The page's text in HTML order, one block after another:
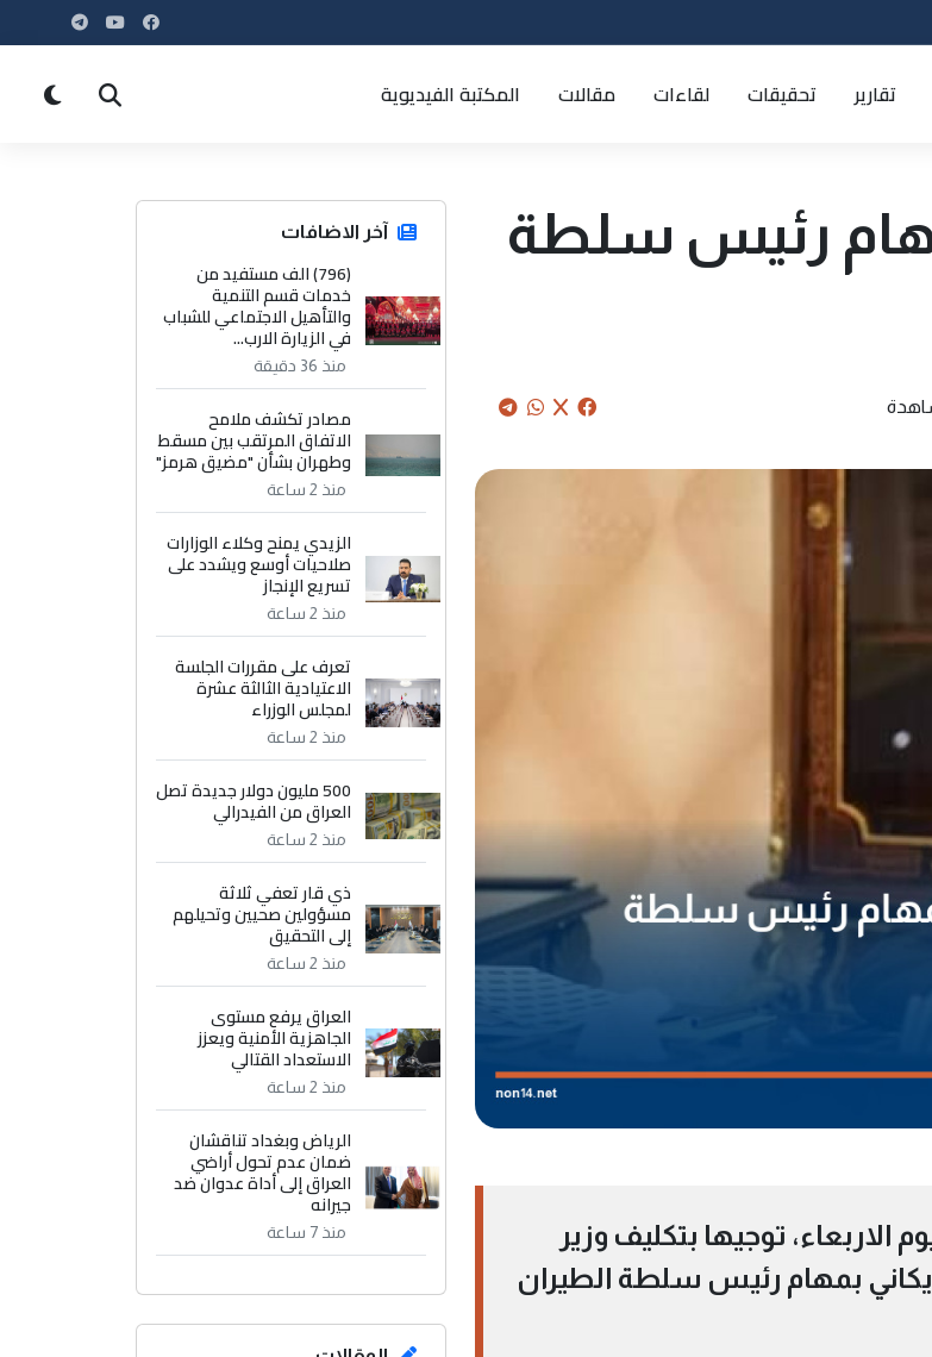
تقارير تحقيقات لقاءات مقالات المكتبة الفيديوية
رئيس سلطة
توجيها بتكليف وزير
ريكاني بمهام رئيس سلطة الطيران
آخر الاضافات
(796) الف مستفيد من
خدمات قسم التنمية
والتأهيل الاجتماعي للشباب
في الزيارة الارب...
منذ 36 دقيقة
مصادر تكشف ملامح
الاتفاق المرتقب بين مسقط
وطهران بشأن "مضيق هرمز"
منذ 2 ساعة
الزيدي يمنح وكلاء الوزارات
صلاحيات أوسع ويشدد على
تسريع الإنجاز
منذ 2 ساعة
تعرف على مقررات الجلسة
الاعتيادية الثالثة عشرة
لمجلس الوزراء
منذ 2 ساعة
500 مليون دولار جديدة تصل
العراق من الفيدرالي
منذ 2 ساعة
ذي قار تعفي ثلاثة
مسؤولين صحيين وتحيلهم
إلى التحقيق
منذ 2 ساعة
العراق يرفع مستوى
الجاهزية الأمنية ويعزز
الاستعداد القتالي
منذ 2 ساعة
الرياض وبغداد تناقشان
ضمان عدم تحول أراضي
العراق إلى أداة عدوان ضد
جيرانه
منذ 7 ساعة